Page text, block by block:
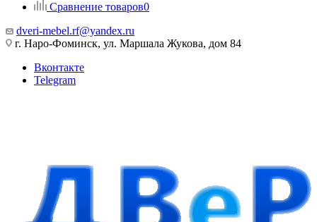
Сравнение товаров0
dveri-mebel.rf@yandex.ru
г. Наро-Фоминск, ул. Маршала Жукова, дом 84
Вконтакте
Telegram